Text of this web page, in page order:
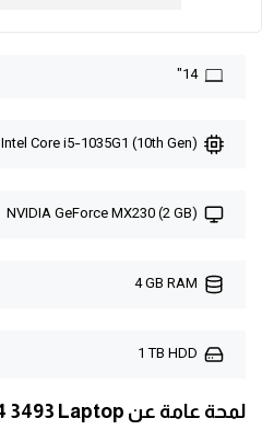
14"
Intel Core i5-1035G1 (10th Gen)
NVIDIA GeForce MX230 (2 GB)
4 GB RAM
1 TB HDD
لمحة عامة عن Dell Inspiron 14 3493 Laptop